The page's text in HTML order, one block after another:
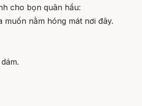
cho bọn quân hầu:
muốn nằm hóng mát nơi đây.